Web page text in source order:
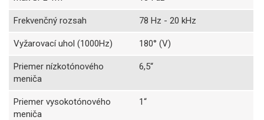
Frekvenčný rozsah 78 Hz - 20 kHz
Vyžarovací uhol (1000Hz) 180° (V)
Priemer nízkotónového
meniča
6,5“
Priemer vysokotónového
meniča
1“